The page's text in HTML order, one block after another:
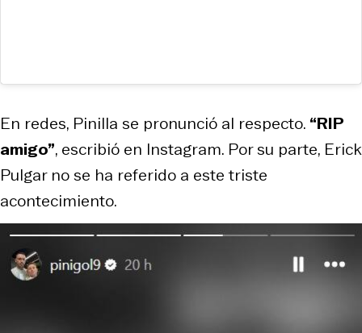
En redes, Pinilla se pronunció al respecto. “RIP
amigo”, escribió en Instagram. Por su parte, Erick
Pulgar no se ha referido a este triste
acontecimiento.